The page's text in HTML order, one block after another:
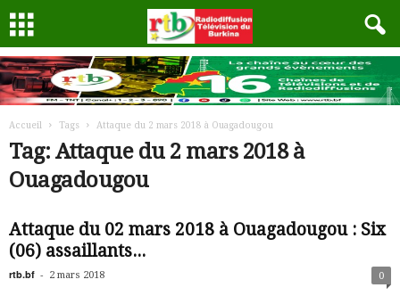
Accueil Tags Attaque du 2 mars 2018 à Ouagadougou
Tag: Attaque du 2 mars 2018 à
Ouagadougou
Attaque du 02 mars 2018 à Ouagadougou : Six
(06) assaillants...
rtb.bf - 2 mars 2018 0